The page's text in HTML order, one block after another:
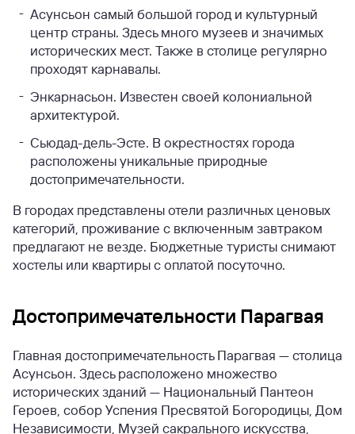
Асунсьон самый большой город и культурный
центр страны. Здесь много музеев и значимых
исторических мест. Также в столице регулярно
проходят карнавалы.
Энкарнасьон. Известен своей колониальной
архитектурой.
Сьюдад-дель-Эсте. В окрестностях города
расположены уникальные природные
достопримечательности.
В городах представлены отели различных ценовых
категорий, проживание с включенным завтраком
предлагают не везде. Бюджетные туристы снимают
хостелы или квартиры с оплатой посуточно.
Достопримечательности Парагвая
Главная достопримечательность Парагвая — столица
Асунсьон. Здесь расположено множество
исторических зданий — Национальный Пантеон
Героев, собор Успения Пресвятой Богородицы, Дом
Независимости, Музей сакрального искусства,